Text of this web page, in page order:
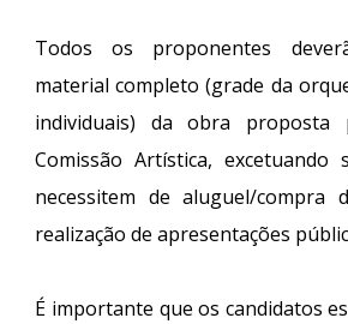
Todos os proponentes
material completo (grade da
individuais) da obra proposta
Comissão Artística,
necessitem de aluguel/compra
realização de apresentações
É importante que os candidatos